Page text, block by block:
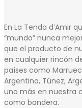
En La Tenda d’Amir
“mundo” nunca
que el producto de
en cualquier rincón
países como
Argentina, Túnez,
uno más en nuestra
como bandera.